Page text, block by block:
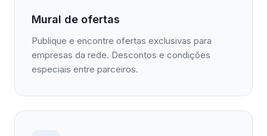
Mural de ofertas
Publique e encontre ofertas exclusivas para
empresas da rede. Descontos e condições
especiais entre parceiros.